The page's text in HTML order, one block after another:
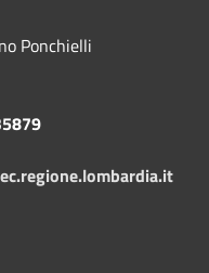
Ponchielli